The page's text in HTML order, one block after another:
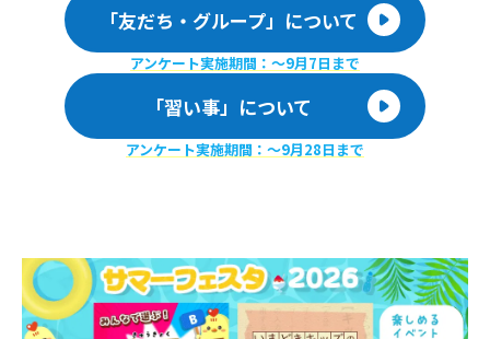
「友だち・グループ」について
アンケート実施期間：〜9月7日まで
「習い事」について
アンケート実施期間：〜9月28日まで